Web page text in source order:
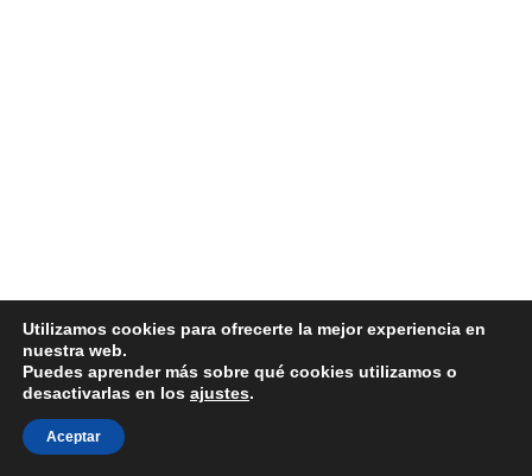
Utilizamos cookies para ofrecerte la mejor experiencia en
nuestra web.
Puedes aprender más sobre qué cookies utilizamos o
desactivarlas en los ajustes.
Aceptar